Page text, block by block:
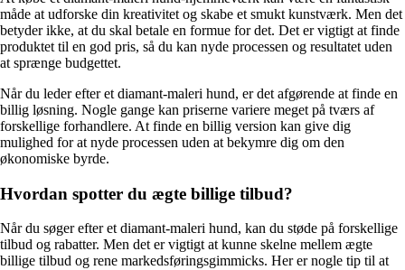
måde at udforske din kreativitet og skabe et smukt kunstværk. Men det
betyder ikke, at du skal betale en formue for det. Det er vigtigt at finde
produktet til en god pris, så du kan nyde processen og resultatet uden
at sprænge budgettet.
Når du leder efter et diamant-maleri hund, er det afgørende at finde en
billig løsning. Nogle gange kan priserne variere meget på tværs af
forskellige forhandlere. At finde en billig version kan give dig
mulighed for at nyde processen uden at bekymre dig om den
økonomiske byrde.
Hvordan spotter du ægte billige tilbud?
Når du søger efter et diamant-maleri hund, kan du støde på forskellige
tilbud og rabatter. Men det er vigtigt at kunne skelne mellem ægte
billige tilbud og rene markedsføringsgimmicks. Her er nogle tip til at